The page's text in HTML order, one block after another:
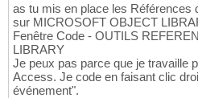
as tu mis en place les Références
sur MICROSOFT OBJECT
Fenêtre Code - OUTILS
LIBRARY
Je peux pas parce que je travaille
Access. Je code en faisant clic
événement".